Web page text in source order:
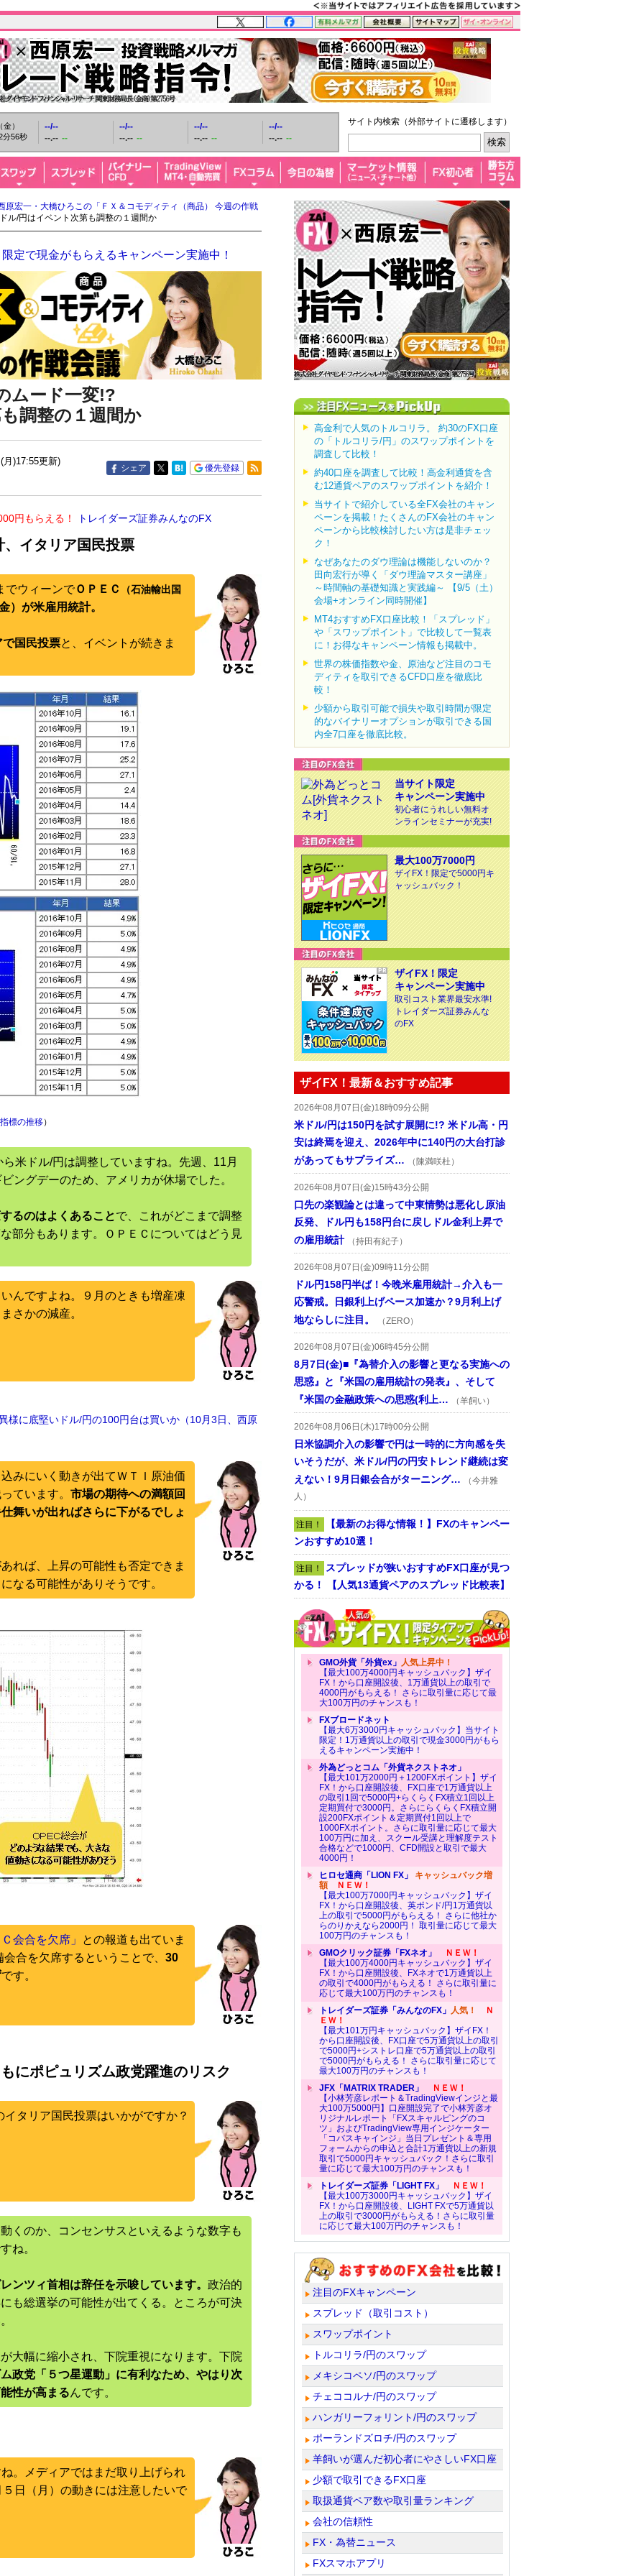
）
分58秒
--/--
--.-- --
--/--
--.-- --
--/--
--.-- --
--/--
--.-- --
サイト内検索（外部サイトに遷移します）
原宏一・大橋ひろこの「ＦＸ＆コモディティ（商品） 今週の作戦
ル/円はイベント次第も調整の１週間か
定で現金がもらえるキャンペーン実施中！
ムード一変!?
調整の１週間か
月)17:55更新)
シェア 優先登録
円もらえる！ トレイダーズ証券みんなのFX
イタリア国民投票
でウィーンでＯＰＥＣ （石油輸出国
）が米雇用統計。
国民投票と、イベントが続きま
標の推移）
米ドル/円は調整していますね。先週、11月
ングデーのため、アメリカが休場でした。
るのはよくあることで、これがどこまで調整
部分もあります。ＯＰＥＣについてはどう見
んですよね。９月のときも増産凍
さかの減産。
様に底堅いドル/円の100円台は買いか（10月3日、西原
みにいく動きが出てＷＴＩ原油価
ています。 市場の期待への満額回
舞いが出ればさらに下がるでしょ
れば、上昇の可能性も否定できま
なる可能性がありそうです。
会合を欠席」
との報道も出ていま
合を欠席するということで、 30
です。
にポピュリズム政党躍進のリスク
タリア国民投票はいかがですか？
くのか、コンセンサスといえるような数字も
ね。
ンツィ首相は辞任を示唆しています。 政治的
も総選挙の可能性が出てくる。ところが可決
大幅に縮小され、下院重視になります。下院
政党「５つ星運動」に有利なため、やはり次
性が高まるんです。
。メディアではまだ取り上げられ
日（月）の動きには注意したいで
高金利で人気のトルコリラ。 約30のFX口座
の「トルコリラ/円」のスワップポイントを
調査して比較！
約40口座を調査して比較！高金利通貨を含
む12通貨ペアのスワップポイントを紹介！
当サイトで紹介している全FX会社のキャン
ペーンを掲載！たくさんのFX会社のキャン
ペーンから比較検討したい方は是非チェッ
ク！
なぜあなたのダウ理論は機能しないのか？
田向宏行が導く「ダウ理論マスター講座」
～時間軸の基礎知識と実践編～ 【9/5（土）
会場+オンライン同時開催】
MT4おすすめFX口座比較！「スプレッド」
や「スワップポイント」で比較して一覧表
に！お得なキャンペーン情報も掲載中。
世界の株価指数や金、原油など注目のコモ
ディティを取引できるCFD口座を徹底比
較！
少額から取引可能で損失や取引時間が限定
的なバイナリーオプションが取引できる国
内全7口座を徹底比較。
当サイト限定
キャンペーン実施中
初心者にうれしい無料オ
ンラインセミナーが充実!
最大100万7000円
ザイFX！限定で5000円キ
ャッシュバック！
ザイFX！限定
キャンペーン実施中
取引コスト業界最安水準!
トレイダーズ証券みんな
のFX
ザイFX！最新＆おすすめ記事
2026年08月07日(金)18時09分公開
米ドル/円は150円を試す展開に!? 米ドル高・円
安は終焉を迎え、2026年中に140円の大台打診
があってもサプライズ…
（陳満咲杜）
2026年08月07日(金)15時43分公開
口先の楽観論とは違って中東情勢は悪化し原油
反発、ドル円も158円台に戻しドル金利上昇で
の雇用統計
（持田有紀子）
2026年08月07日(金)09時11分公開
ドル円158円半ば！今晩米雇用統計→介入も一
応警戒。日銀利上げペース加速か？9月利上げ
地ならしに注目。
（ZERO）
2026年08月07日(金)06時45分公開
8月7日(金)■『為替介入の影響と更なる実施への
思惑』と『米国の雇用統計の発表』、そして
『米国の金融政策への思惑(利上…
（羊飼い）
2026年08月06日(木)17時00分公開
日米協調介入の影響で円は一時的に方向感を失
いそうだが、米ドル/円の円安トレンド継続は変
えない！9月日銀会合がターニング…
（今井雅
人）
注目！ 【最新のお得な情報！】FXのキャンペー
ンおすすめ10選！
注目！ スプレッドが狭いおすすめFX口座が見つ
かる！ 【人気13通貨ペアのスプレッド比較表】
GMO外貨「外貨ex」 人気上昇中！
【最大100万4000円キャッシュバック】ザイ
FX！から口座開設後、1万通貨以上の取引で
4000円がもらえる！ さらに取引量に応じて最
大100万円のチャンスも！
FXブロードネット
【最大6万3000円キャッシュバック】当サイト
限定！1万通貨以上の取引で現金3000円がもら
えるキャンペーン実施中！
外為どっとコム「外貨ネクストネオ」
【最大101万2000円＋1200FXポイント】ザイ
FX！から口座開設後、FX口座で1万通貨以上
の取引1回で5000円+らくらくFX積立1回以上
定期買付で3000円。さらにらくらくFX積立開
設200FXポイント＆定期買付1回以上で
1000FXポイント。さらに取引量に応じて最大
100万円に加え、スクール受講と理解度テスト
合格などで1000円、CFD開設と取引で最大
4000円！
ヒロセ通商「LION FX」 キャッシュバック増
額ＮＥＷ！
【最大100万7000円キャッシュバック】ザイ
FX！から口座開設後、英ポンド/円1万通貨以
上の取引で5000円がもらえる！ さらに他社か
らのりかえなら2000円！ 取引量に応じて最大
100万円のチャンスも！
GMOクリック証券「FXネオ」
ＮＥＷ！
【最大100万4000円キャッシュバック】ザイ
FX！から口座開設後、FXネオで1万通貨以上
の取引で4000円がもらえる！ さらに取引量に
応じて最大100万円のチャンスも！
トレイダーズ証券「みんなのFX」 人気！
Ｎ
ＥＷ！
【最大101万円キャッシュバック】ザイFX！
から口座開設後、FX口座で5万通貨以上の取引
で5000円+シストレ口座で5万通貨以上の取引
で5000円がもらえる！ さらに取引量に応じて
最大100万円のチャンスも！
JFX「MATRIX TRADER」
ＮＥＷ！
【小林芳彦レポート＆TradingViewインジと最
大100万5000円】口座開設完了で小林芳彦オ
リジナルレポート「FXスキャルピングのコ
ツ」およびTradingView専用インジケーター
「コバスキャインジ」当日プレゼント＆専用
フォームからの申込と合計1万通貨以上の新規
取引で5000円キャッシュバック！さらに取引
量に応じて最大100万円のチャンスも！
トレイダーズ証券「LIGHT FX」
ＮＥＷ！
【最大100万3000円キャッシュバック】ザイ
FX！から口座開設後、LIGHT FXで5万通貨以
上の取引で3000円がもらえる！さらに取引量
に応じて最大100万円のチャンスも！
注目のFXキャンペーン
スプレッド（取引コスト）
スワップポイント
トルコリラ/円のスワップ
メキシコペソ/円のスワップ
チェココルナ/円のスワップ
ハンガリーフォリント/円のスワップ
ポーランドズロチ/円のスワップ
羊飼いが選んだ初心者にやさしいFX口座
少額で取引できるFX口座
取扱通貨ペア数や取引量ランキング
会社の信頼性
FX・為替ニュース
FXスマホアプリ